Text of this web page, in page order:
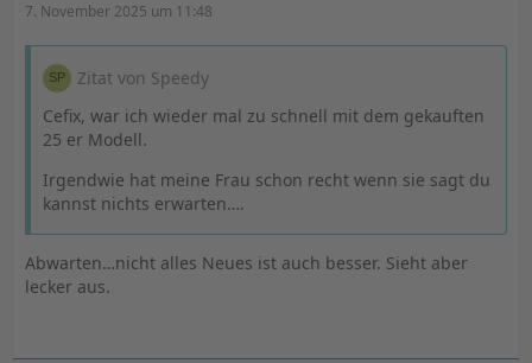
7. November 2025 um 11:48
Zitat von Speedy
Cefix, war ich wieder mal zu schnell mit dem gekauften
25 er Modell.
Irgendwie hat meine Frau schon recht wenn sie sagt du
kannst nichts erwarten….
Abwarten…nicht alles Neues ist auch besser. Sieht aber
lecker aus.